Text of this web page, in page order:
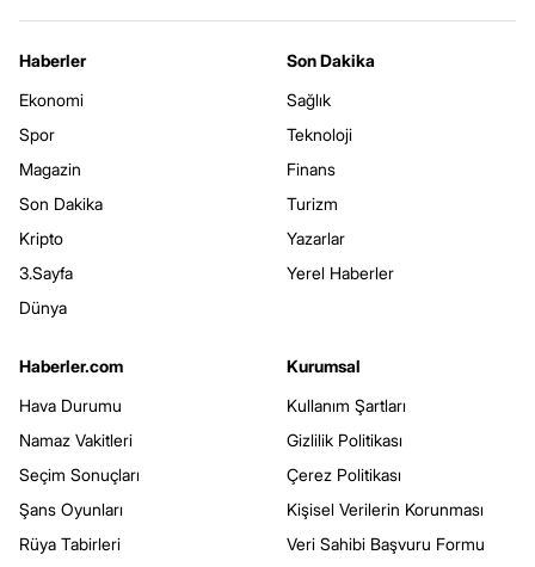
Haberler
Ekonomi
Spor
Magazin
Son Dakika
Kripto
3.Sayfa
Dünya
Son Dakika
Sağlık
Teknoloji
Finans
Turizm
Yazarlar
Yerel Haberler
Haberler.com
Hava Durumu
Namaz Vakitleri
Seçim Sonuçları
Şans Oyunları
Rüya Tabirleri
Kurumsal
Kullanım Şartları
Gizlilik Politikası
Çerez Politikası
Kişisel Verilerin Korunması
Veri Sahibi Başvuru Formu